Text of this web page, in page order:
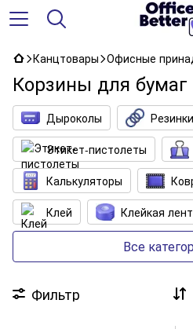
Канцтовары Офисные
Корзины для бумаг
Дыроколы
Этикет-пистолеты
Калькуляторы
Клей
Клейкая
Клеевые пистолеты
Лупы
Все
Фильтр